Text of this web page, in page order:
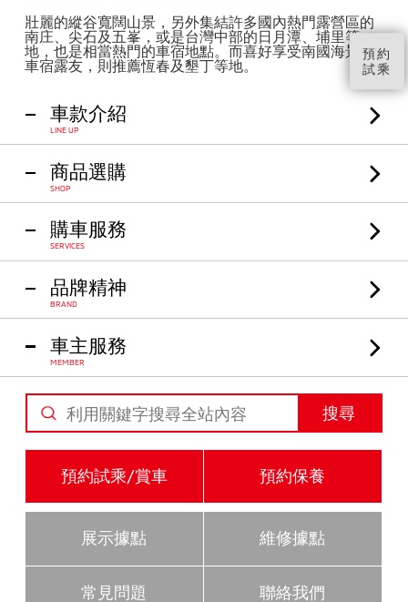
壯麗的縱谷寬闊山景，另外集結許多國內熱門露營區的
南庄、尖石及五峯，或是台灣中部的日月潭、埔里等
地，也是相當熱門的車宿地點。而喜好享受南國海景的
車宿露友，則推薦恆春及墾丁等地。
預約
試乘
車款介紹
LINE UP
商品選購
SHOP
購車服務
SERVICES
品牌精神
BRAND
車主服務
MEMBER
搜尋
預約試乘/賞車 預約保養
展示據點 維修據點
常見問題 聯絡我們